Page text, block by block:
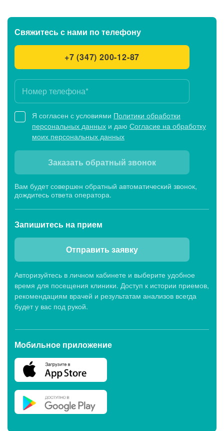
Свяжитесь с нами по телефону
+7 (347) 200-12-87
Я согласен с условиями Политики обработки
персональных данных и даю Согласие на обработку
моих персональных данных
Заказать обратный звонок
Вам будет совершен обратный автоматический звонок,
дождитесь ответа оператора.
Запишитесь на прием
Отправить заявку
Авторизуйтесь в личном кабинете и выберите удобное
время для посещения клиники. Доступ к истории приемов,
рекомендациям врачей и результатам анализов всегда
будет у вас под рукой.
Мобильное приложение